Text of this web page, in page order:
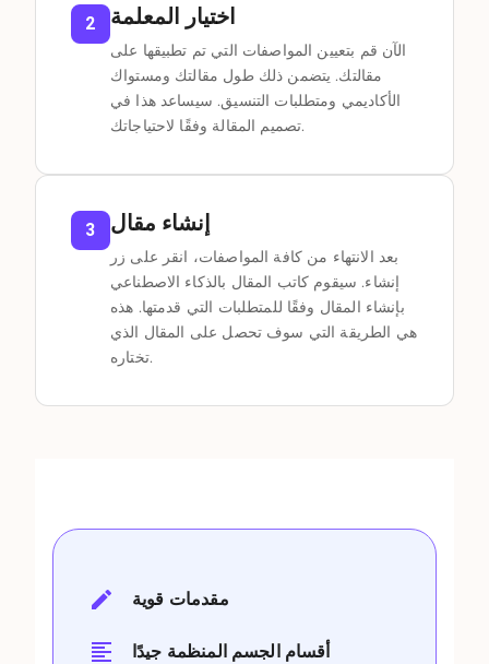
2 اختيار المعلمة
الآن قم بتعيين المواصفات التي تم تطبيقها على
مقالتك. يتضمن ذلك طول مقالتك ومستواك
الأكاديمي ومتطلبات التنسيق. سيساعد هذا في
تصميم المقالة وفقًا لاحتياجاتك.
3 إنشاء مقال
بعد الانتهاء من كافة المواصفات، انقر على زر
إنشاء. سيقوم كاتب المقال بالذكاء الاصطناعي
بإنشاء المقال وفقًا للمتطلبات التي قدمتها. هذه
هي الطريقة التي سوف تحصل على المقال الذي
تختاره.
مقدمات قوية
أقسام الجسم المنظمة جيدًا